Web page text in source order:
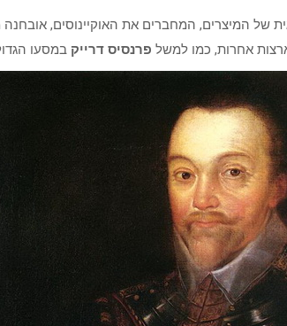
של המיצרים, המחברים את האוקיינוסים, אובחנה
אחרות, כמו למשל פרנסיס דרייק במסעו הגדול